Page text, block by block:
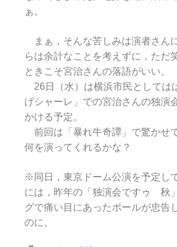
ぁ。
まぁ，そんな苦しみは演者さん
らは余計なことを考えずに，ただ
ときこそ宮治さんの落語がいい。
26日（水）は横浜市民としては
げシャーレ」での宮治さんの独演
かける予定。
前回は「暴れ牛奇譚」で驚かせ
何を演ってくれるかな？
※同日，東京ドーム公演を予定し
には，昨年の「独演会ですゥ 秋
グで痛い目にあったポールが忠告
のに。